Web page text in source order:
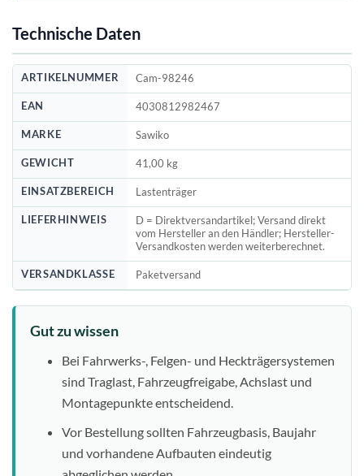
Technische Daten
ARTIKELNUMMER Cam-98246
EAN 4030812982467
MARKE Sawiko
GEWICHT 41,00 kg
EINSATZBEREICH Lastenträger
LIEFERHINWEIS
D = Direktversandartikel; Versand direkt
vom Hersteller an den Händler; Hersteller-
Versandkosten werden weiterberechnet.
VERSANDKLASSE Paketversand
Gut zu wissen
Bei Fahrwerks-, Felgen- und Heckträgersystemen
sind Traglast, Fahrzeugfreigabe, Achslast und
Montagepunkte entscheidend.
Vor Bestellung sollten Fahrzeugbasis, Baujahr
und vorhandene Aufbauten eindeutig